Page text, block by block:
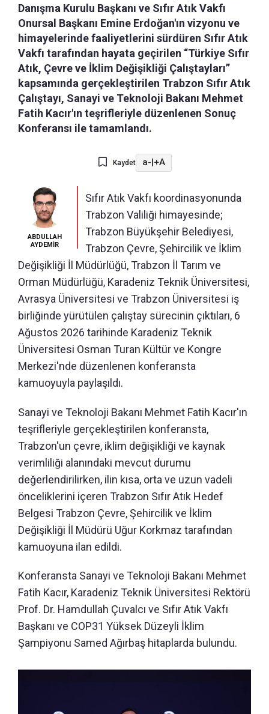
Danışma Kurulu Başkanı ve Sıfır Atık Vakfı
Onursal Başkanı Emine Erdoğan'ın vizyonu ve
himayelerinde faaliyetlerini sürdüren Sıfır Atık
Vakfı tarafından hayata geçirilen “Türkiye Sıfır
Atık, Çevre ve İklim Değişikliği Çalıştayları”
kapsamında gerçekleştirilen Trabzon Sıfır Atık
Çalıştayı, Sanayi ve Teknoloji Bakanı Mehmet
Fatih Kacır'ın teşrifleriyle düzenlenen Sonuç
Konferansı ile tamamlandı.
Kaydet a-|+A
ABDULLAH
AYDEMİR
Sıfır Atık Vakfı koordinasyonunda
Trabzon Valiliği himayesinde;
Trabzon Büyükşehir Belediyesi,
Trabzon Çevre, Şehircilik ve İklim
Değişikliği İl Müdürlüğü, Trabzon İl Tarım ve
Orman Müdürlüğü, Karadeniz Teknik Üniversitesi,
Avrasya Üniversitesi ve Trabzon Üniversitesi iş
birliğinde yürütülen çalıştay sürecinin çıktıları, 6
Ağustos 2026 tarihinde Karadeniz Teknik
Üniversitesi Osman Turan Kültür ve Kongre
Merkezi'nde düzenlenen konferansta
kamuoyuyla paylaşıldı.
Sanayi ve Teknoloji Bakanı Mehmet Fatih Kacır'ın
teşrifleriyle gerçekleştirilen konferansta,
Trabzon'un çevre, iklim değişikliği ve kaynak
verimliliği alanındaki mevcut durumu
değerlendirilirken, ilin kısa, orta ve uzun vadeli
önceliklerini içeren Trabzon Sıfır Atık Hedef
Belgesi Trabzon Çevre, Şehircilik ve İklim
Değişikliği İl Müdürü Uğur Korkmaz tarafından
kamuoyuna ilan edildi.
Konferansta Sanayi ve Teknoloji Bakanı Mehmet
Fatih Kacır, Karadeniz Teknik Üniversitesi Rektörü
Prof. Dr. Hamdullah Çuvalcı ve Sıfır Atık Vakfı
Başkanı ve COP31 Yüksek Düzeyli İklim
Şampiyonu Samed Ağırbaş hitaplarda bulundu.